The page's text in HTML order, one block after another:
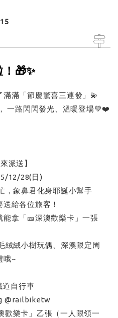
🎁✨
滿「節慶驚喜三連發」💫
一路閃閃發光、溫暖登場💚❤️
派送】
12/28(日)
，象鼻君化身耶誕小幫手
給各位旅客！
能拿「🎫深澳歡樂卡」一張
絨絨小樹玩偶、深澳限定周
哦~
道自行車
@railbiketw
歡樂卡」乙張（一人限領一